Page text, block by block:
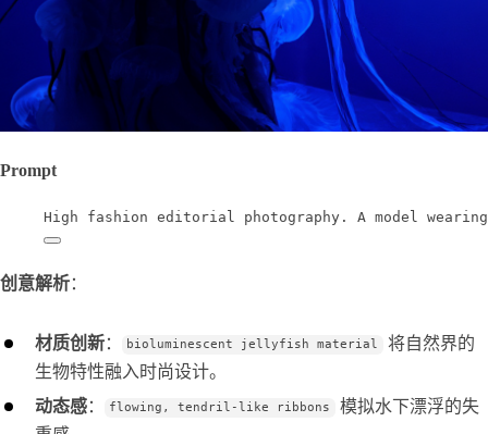
Prompt
High fashion editorial photography. A model
创意解析：
材质创新： bioluminescent jellyfish material
将自然界的
生物特性融入时尚设计。
动态感： flowing, tendril-like ribbons
模拟水下漂浮的失